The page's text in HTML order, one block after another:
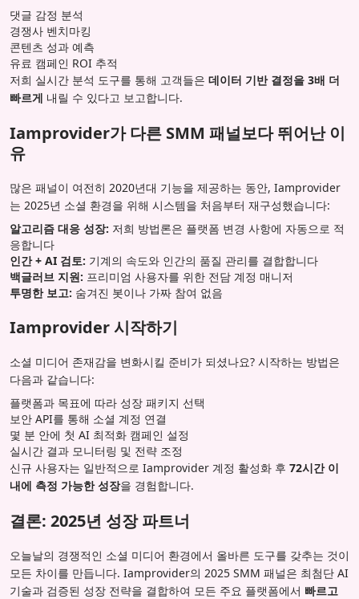
댓글 감정 분석
경쟁사 벤치마킹
콘텐츠 성과 예측
유료 캠페인 ROI 추적
저희 실시간 분석 도구를 통해 고객들은 데이터 기반 결정을 3배 더
빠르게 내릴 수 있다고 보고합니다.
Iamprovider가 다른 SMM 패널보다 뛰어난 이
유
많은 패널이 여전히 2020년대 기능을 제공하는 동안, Iamprovider
는 2025년 소셜 환경을 위해 시스템을 처음부터 재구성했습니다:
알고리즘 대응 성장: 저희 방법론은 플랫폼 변경 사항에 자동으로 적
응합니다
인간 + AI 검토: 기계의 속도와 인간의 품질 관리를 결합합니다
백글러브 지원: 프리미엄 사용자를 위한 전담 계정 매니저
투명한 보고: 숨겨진 봇이나 가짜 참여 없음
Iamprovider 시작하기
소셜 미디어 존재감을 변화시킬 준비가 되셨나요? 시작하는 방법은
다음과 같습니다:
플랫폼과 목표에 따라 성장 패키지 선택
보안 API를 통해 소셜 계정 연결
몇 분 안에 첫 AI 최적화 캠페인 설정
실시간 결과 모니터링 및 전략 조정
신규 사용자는 일반적으로 Iamprovider 계정 활성화 후 72시간 이
내에 측정 가능한 성장을 경험합니다.
결론: 2025년 성장 파트너
오늘날의 경쟁적인 소셜 미디어 환경에서 올바른 도구를 갖추는 것이
모든 차이를 만듭니다. Iamprovider의 2025 SMM 패널은 최첨단 AI
기술과 검증된 성장 전략을 결합하여 모든 주요 플랫폼에서 빠르고